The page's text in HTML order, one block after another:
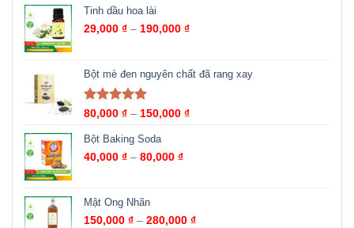
Tinh dầu hoa lài
29,000 ₫ – 190,000 ₫
Bột mè đen nguyên chất đã rang xay
Được xếp
sao
80,000 ₫ – 150,000 ₫
Bột Baking Soda
40,000 ₫ – 80,000 ₫
Mật Ong Nhãn
150,000 ₫ – 280,000 ₫